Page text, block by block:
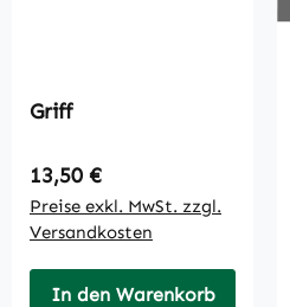
Griff
Regulärer Preis:
13,50 €
Preise exkl. MwSt. zzgl.
Versandkosten
In den Warenkorb